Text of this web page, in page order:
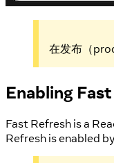
在发布（
Enabling
Fast Refresh is a
Refresh is enabled